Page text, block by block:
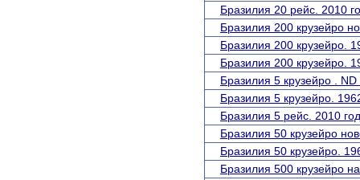
Бразилия 20 рейс. 2010
Бразилия 200 крузейро
Бразилия 200 крузейро.
Бразилия 200 крузейро.
Бразилия 5 крузейро .
Бразилия 5 крузейро.
Бразилия 5 рейс. 2010
Бразилия 50 крузейро
Бразилия 50 крузейро.
Бразилия 500 крузейро